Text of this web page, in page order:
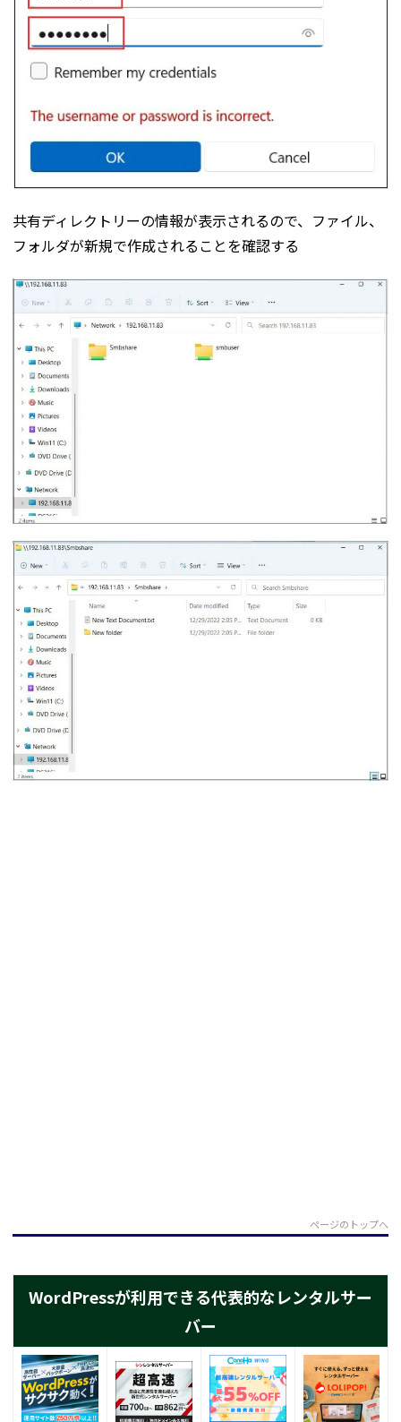
共有ディレクトリーの情報が表示されるので、ファイル、
フォルダが新規で作成されることを確認する
ページのトップへ
WordPressが利用できる代表的なレンタルサー
バー